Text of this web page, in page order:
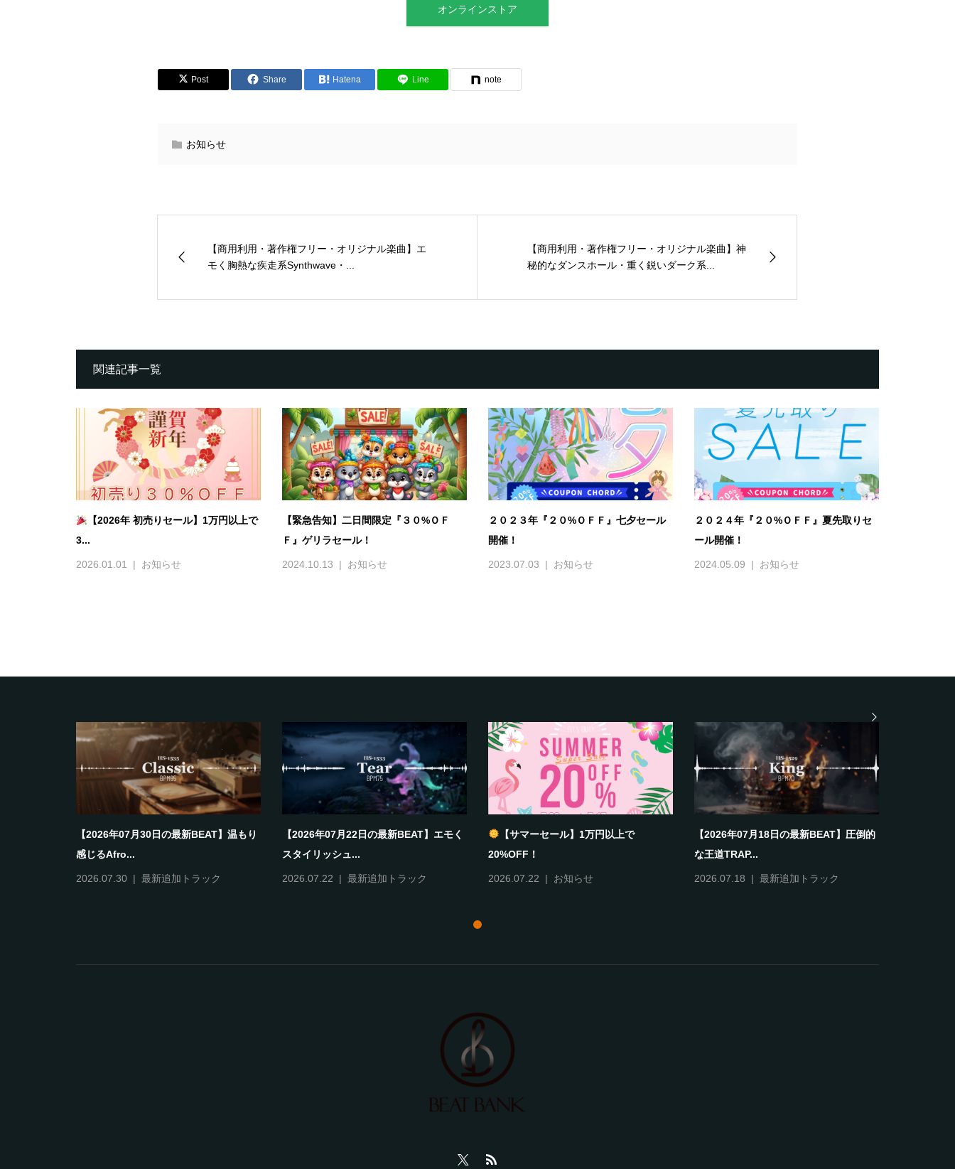
オンラインストア
Post Share Hatena Line note
お知らせ
【商用利用・著作権フリー・オリジナル楽曲】エ
モく胸熱な疾走系Synthwave・...
【商用利用・著作権フリー・オリジナル楽曲】神
秘的なダンスホール・重く鋭いダーク系...
関連記事一覧
【2026年 初売りセール】1万円以上で
3...
2026.01.01 お知らせ
【緊急告知】二日間限定『３０%ＯＦ
Ｆ』ゲリラセール！
2024.10.13 お知らせ
２０２３年『２０%ＯＦＦ』七夕セール
開催！
2023.07.03 お知らせ
２０２４年『２０%ＯＦＦ』夏先取りセ
ール開催！
2024.05.09 お知らせ
【2026年07月30日の最新BEAT】温もり
感じるAfro...
2026.07.30 最新追加トラック
【2026年07月22日の最新BEAT】エモく
スタイリッシュ...
2026.07.22 最新追加トラック
【サマーセール】1万円以上で
20%OFF！
2026.07.22 お知らせ
【2026年07月18日の最新BEAT】圧倒的
な王道TRAP...
2026.07.18 最新追加トラック